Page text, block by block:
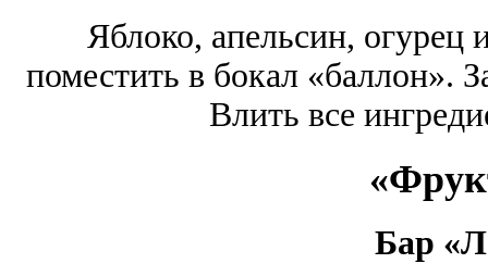
Яблоко, апельсин, огурец
поместить в бокал «баллон».
Влить все
Бар